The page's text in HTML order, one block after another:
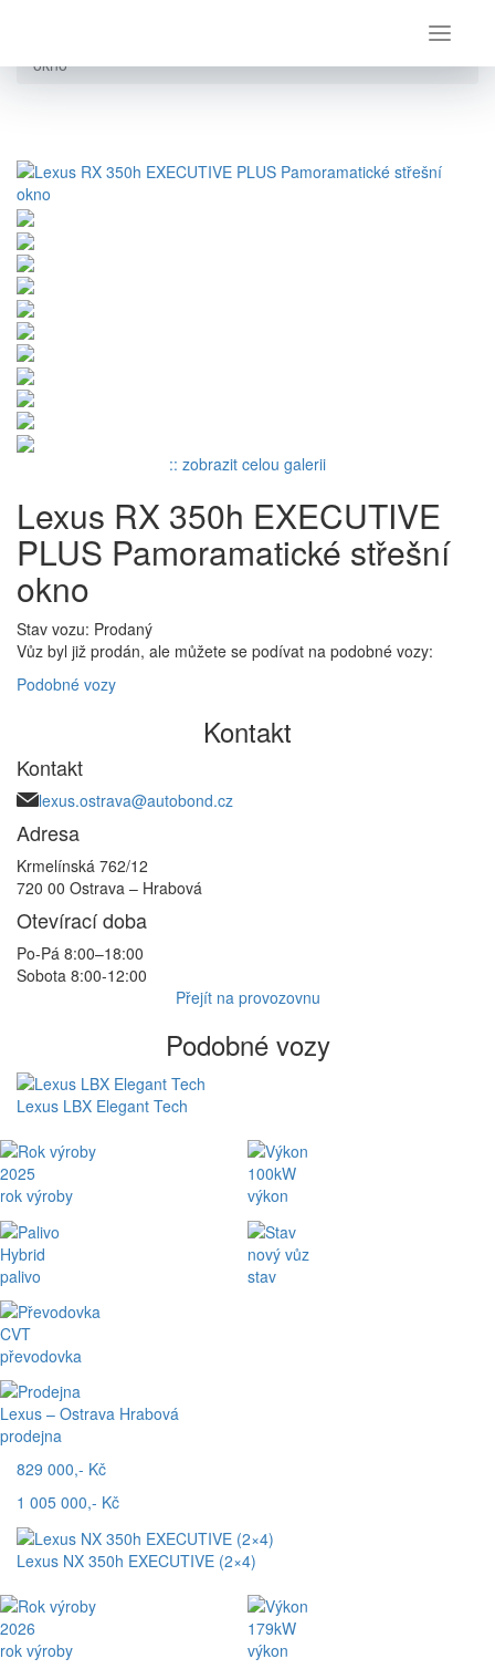
Lexus RX 350h EXECUTIVE PLUS Pamoramatické střešní
okno
:: zobrazit celou galerii
Lexus RX 350h EXECUTIVE
PLUS Pamoramatické střešní
okno
Stav vozu: Prodaný
Vůz byl již prodán, ale můžete se podívat na podobné vozy:
Podobné vozy
Kontakt
Kontakt
lexus.ostrava@autobond.cz
Adresa
Krmelínská 762/12
720 00 Ostrava – Hrabová
Otevírací doba
Po-Pá 8:00–18:00
Sobota 8:00-12:00
Přejít na provozovnu
Podobné vozy
Lexus LBX Elegant Tech
2025
rok výroby
Hybrid
palivo
CVT
převodovka
Lexus – Ostrava Hrabová
prodejna
100kW
výkon
nový vůz
stav
829 000,- Kč
1 005 000,- Kč
Lexus NX 350h EXECUTIVE (2×4)
2026
rok výroby
179kW
výkon